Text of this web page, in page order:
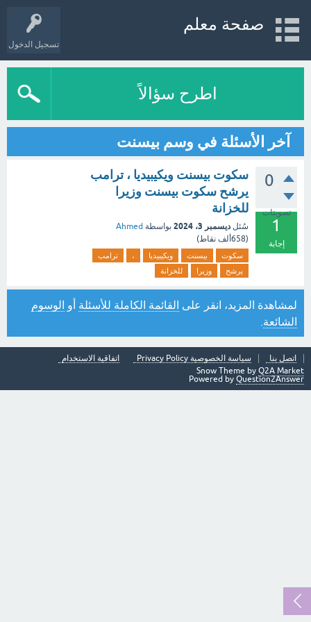
تسجيل الدخول
صفحة معلم
اطرح سؤالاً
آخر الأسئلة في وسم بيسنت
0
تصويتات
1
إجابة
سكوت بيسنت ويكيبيديا ، ترامب
يرشح سكوت بيسنت وزيرا
للخزانة
سُئل ديسمبر 3، 2024 بواسطة Ahmed
(658ألف نقاط)
سكوت بيسنت ويكيبيديا ،
ترامب
يرشح
وزيرا للخزانة
لمشاهدة المزيد، انقر على القائمة الكاملة للأسئلة أو الوسوم
الشائعة
اتصل بنا سياسة الخصوصية Privacy Policy
اتفاقية الاستخدام
Snow Theme by Q2A Market
Powered by Question2Answer